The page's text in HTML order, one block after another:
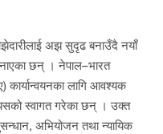
अझ सुदृढ बनाउँदै नयाँ
छन् । नेपाल–भारत
कार्यान्वयनका लागि आवश्यक
स्वागत गरेका छन् । उक्त
अभियोजन तथा न्यायिक